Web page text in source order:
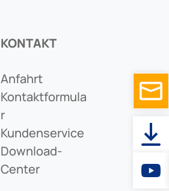
KONTAKT
Anfahrt
Kontaktformula
R
Kundenservice
Download-
Center